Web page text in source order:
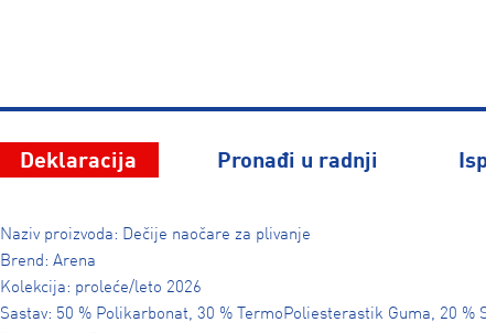
Deklaracija Pronađi u radnji
Naziv proizvoda: Dečije naočare za plivanje
Brend: Arena
Kolekcija: proleće/leto 2026
Sastav: 50 % Polikarbonat, 30 % TermoPoliesterastik Guma, 20 %